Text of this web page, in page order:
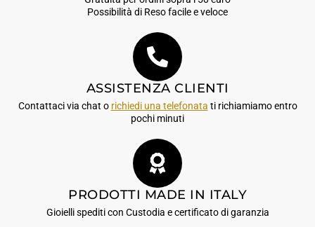
Possibilità di Reso facile e veloce
ASSISTENZA CLIENTI
Contattaci via chat o richiedi una telefonata ti richiamiamo entro
pochi minuti
PRODOTTI MADE IN ITALY
Gioielli spediti con Custodia e certificato di garanzia